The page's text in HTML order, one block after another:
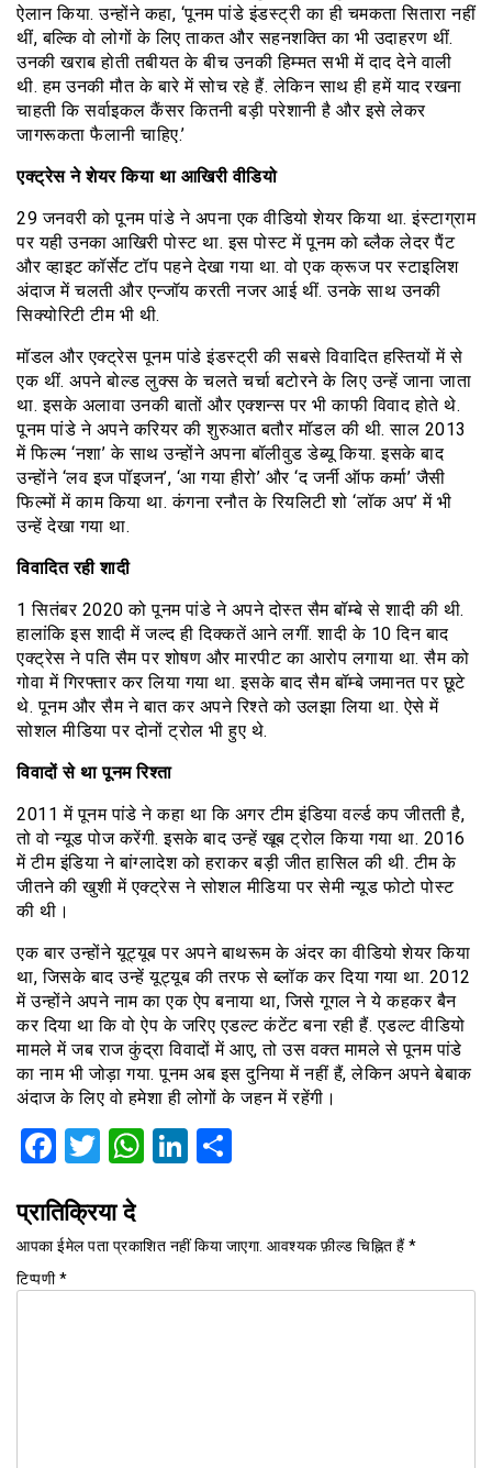
ऐलान किया. उन्होंने कहा, ‘पूनम पांडे इंडस्ट्री का ही चमकता सितारा नहीं
थीं, बल्कि वो लोगों के लिए ताकत और सहनशक्ति का भी उदाहरण थीं.
उनकी खराब होती तबीयत के बीच उनकी हिम्मत सभी में दाद देने वाली
थी. हम उनकी मौत के बारे में सोच रहे हैं. लेकिन साथ ही हमें याद रखना
चाहती कि सर्वाइकल कैंसर कितनी बड़ी परेशानी है और इसे लेकर
जागरूकता फैलानी चाहिए.’
एक्ट्रेस ने शेयर किया था आखिरी वीडियो
29 जनवरी को पूनम पांडे ने अपना एक वीडियो शेयर किया था. इंस्टाग्राम
पर यही उनका आखिरी पोस्ट था. इस पोस्ट में पूनम को ब्लैक लेदर पैंट
और व्हाइट कॉर्सेट टॉप पहने देखा गया था. वो एक क्रूज पर स्टाइलिश
अंदाज में चलती और एन्जॉय करती नजर आई थीं. उनके साथ उनकी
सिक्योरिटी टीम भी थी.
मॉडल और एक्ट्रेस पूनम पांडे इंडस्ट्री की सबसे विवादित हस्तियों में से
एक थीं. अपने बोल्ड लुक्स के चलते चर्चा बटोरने के लिए उन्हें जाना जाता
था. इसके अलावा उनकी बातों और एक्शन्स पर भी काफी विवाद होते थे.
पूनम पांडे ने अपने करियर की शुरुआत बतौर मॉडल की थी. साल 2013
में फिल्म ‘नशा’ के साथ उन्होंने अपना बॉलीवुड डेब्यू किया. इसके बाद
उन्होंने ‘लव इज पॉइजन’, ‘आ गया हीरो’ और ‘द जर्नी ऑफ कर्मा’ जैसी
फिल्मों में काम किया था. कंगना रनौत के रियलिटी शो ‘लॉक अप’ में भी
उन्हें देखा गया था.
विवादित रही शादी
1 सितंबर 2020 को पूनम पांडे ने अपने दोस्त सैम बॉम्बे से शादी की थी.
हालांकि इस शादी में जल्द ही दिक्कतें आने लगीं. शादी के 10 दिन बाद
एक्ट्रेस ने पति सैम पर शोषण और मारपीट का आरोप लगाया था. सैम को
गोवा में गिरफ्तार कर लिया गया था. इसके बाद सैम बॉम्बे जमानत पर छूटे
थे. पूनम और सैम ने बात कर अपने रिश्ते को उलझा लिया था. ऐसे में
सोशल मीडिया पर दोनों ट्रोल भी हुए थे.
विवादों से था पूनम रिश्ता
2011 में पूनम पांडे ने कहा था कि अगर टीम इंडिया वर्ल्ड कप जीतती है,
तो वो न्यूड पोज करेंगी. इसके बाद उन्हें खूब ट्रोल किया गया था. 2016
में टीम इंडिया ने बांग्लादेश को हराकर बड़ी जीत हासिल की थी. टीम के
जीतने की खुशी में एक्ट्रेस ने सोशल मीडिया पर सेमी न्यूड फोटो पोस्ट
की थी।
एक बार उन्होंने यूट्यूब पर अपने बाथरूम के अंदर का वीडियो शेयर किया
था, जिसके बाद उन्हें यूट्यूब की तरफ से ब्लॉक कर दिया गया था. 2012
में उन्होंने अपने नाम का एक ऐप बनाया था, जिसे गूगल ने ये कहकर बैन
कर दिया था कि वो ऐप के जरिए एडल्ट कंटेंट बना रही हैं. एडल्ट वीडियो
मामले में जब राज कुंद्रा विवादों में आए, तो उस वक्त मामले से पूनम पांडे
का नाम भी जोड़ा गया. पूनम अब इस दुनिया में नहीं हैं, लेकिन अपने बेबाक
अंदाज के लिए वो हमेशा ही लोगों के जहन में रहेंगी।
Facebook
Twitter
WhatsApp
LinkedIn
प्रातिक्रिया दे
आपका ईमेल पता प्रकाशित नहीं किया जाएगा. आवश्यक फ़ील्ड चिह्नित हैं*
टिप्पणी*